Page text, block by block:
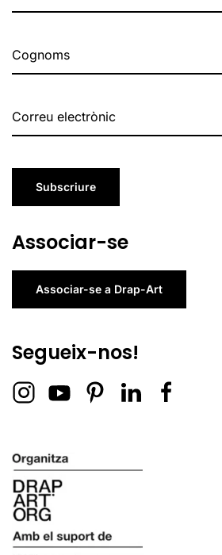
Subscriure
Associar-se
Associar-se a Drap-Art
Segueix-nos!